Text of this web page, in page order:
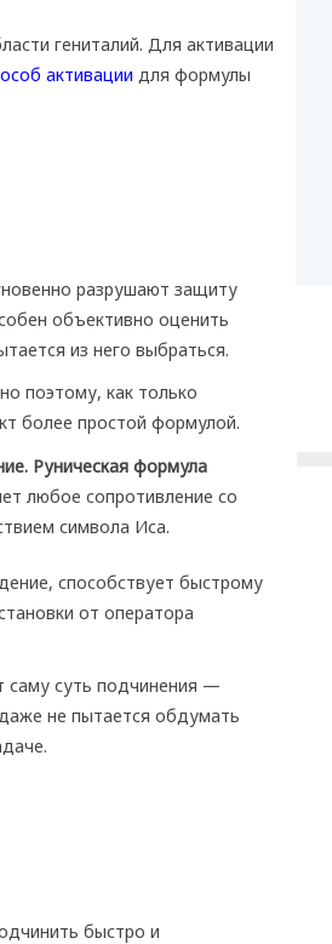
гениталий. Для активации
активации для формулы
разрушают защиту
объективно оценить
из него выбраться.
поэтому, как только
более простой формулой.
Руническая формула
любое сопротивление со
символа Иса.
способствует быстрому
от оператора
саму суть подчинения —
не пытается обдумать
быстро и